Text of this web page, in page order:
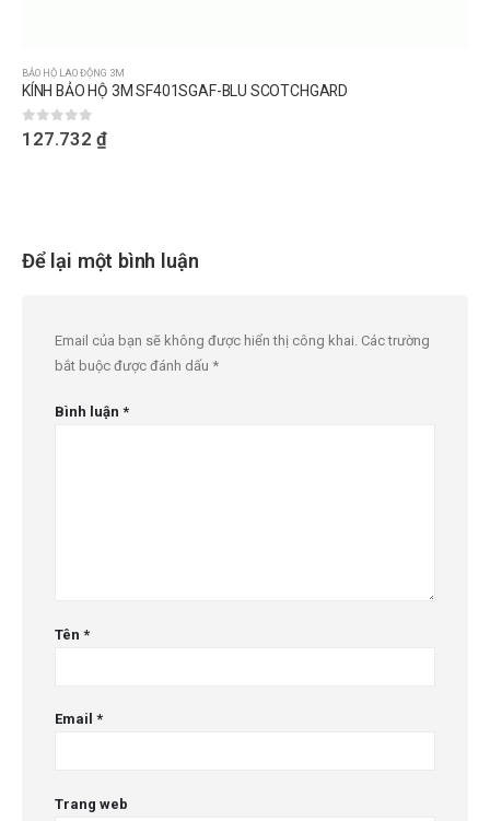
BẢO HỘ LAO ĐỘNG 3M
KÍNH BẢO HỘ 3M SF401SGAF-BLU SCOTCHGARD
0 out of 5
127.732 ₫
Để lại một bình luận
Email của bạn sẽ không được hiển thị công khai. Các trường
bắt buộc được đánh dấu *
Bình luận *
Tên *
Email *
Trang web